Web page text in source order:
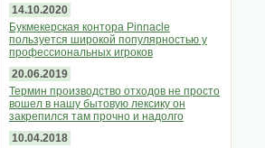
14.10.2020
Букмекерская контора Pinnacle
пользуется широкой популярностью у
профессиональных игроков
20.06.2019
Термин производство отходов не просто
вошел в нашу бытовую лексику он
закрепился там прочно и надолго
10.04.2018